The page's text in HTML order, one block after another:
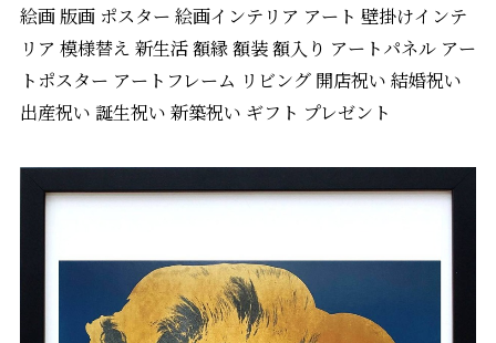
絵画 版画 ポスター 絵画インテリア アート 壁掛けインテ
リア 模様替え 新生活 額縁 額装 額入り アートパネル アー
トポスター アートフレーム リビング 開店祝い 結婚祝い
出産祝い 誕生祝い 新築祝い ギフト プレゼント